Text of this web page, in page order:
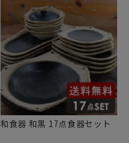
和食器 和黒 17点食器セット